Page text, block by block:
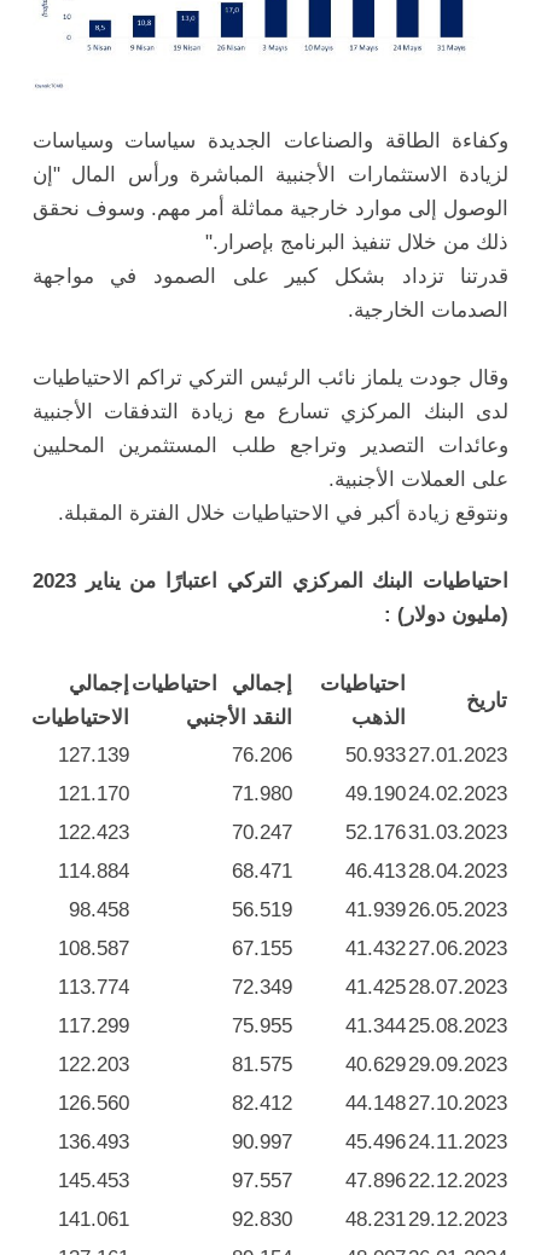
وكفاءة الطاقة والصناعات الجديدة سياسات وسياسات
لزيادة الاستثمارات الأجنبية المباشرة ورأس المال "إن
الوصول إلى موارد خارجية مماثلة أمر مهم. وسوف نحقق
ذلك من خلال تنفيذ البرنامج بإصرار."
قدرتنا تزداد بشكل كبير على الصمود في مواجهة
الصدمات الخارجية.
وقال جودت يلماز نائب الرئيس التركي تراكم الاحتياطيات
لدى البنك المركزي تسارع مع زيادة التدفقات الأجنبية
وعائدات التصدير وتراجع طلب المستثمرين المحليين
على العملات الأجنبية.
ونتوقع زيادة أكبر في الاحتياطيات خلال الفترة المقبلة.
احتياطيات البنك المركزي التركي اعتبارًا من يناير 2023
(مليون دولار) :
تاريخ
احتياطيات
الذهب
إجمالي احتياطيات
النقد الأجنبي
إجمالي
الاحتياطيات
27.01.2023
50.933
76.206
127.139
24.02.2023
49.190
71.980
121.170
31.03.2023
52.176
70.247
122.423
28.04.2023
46.413
68.471
114.884
26.05.2023
41.939
56.519
98.458
27.06.2023
41.432
67.155
108.587
28.07.2023
41.425
72.349
113.774
25.08.2023
41.344
75.955
117.299
29.09.2023
40.629
81.575
122.203
27.10.2023
44.148
82.412
126.560
24.11.2023
45.496
90.997
136.493
22.12.2023
47.896
97.557
145.453
29.12.2023
48.231
92.830
141.061